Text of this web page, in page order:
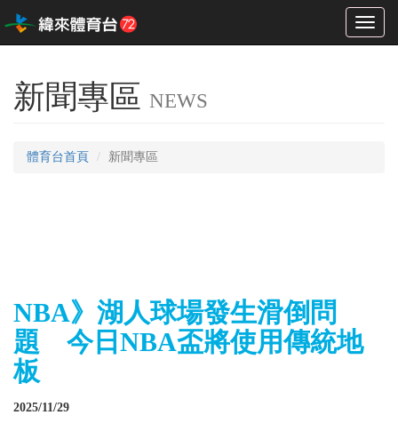
Toggle
新聞專區 NEWS
體育台首頁 新聞專區
NBA》湖人球場發生滑倒問
題 今日NBA盃將使用傳統地
板
2025/11/29